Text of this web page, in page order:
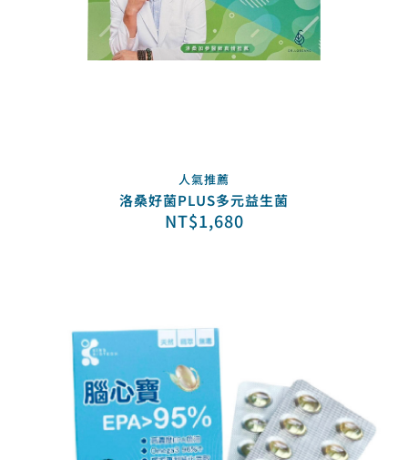
人氣推薦
洛桑好菌PLUS多元益生菌
NT$1,680